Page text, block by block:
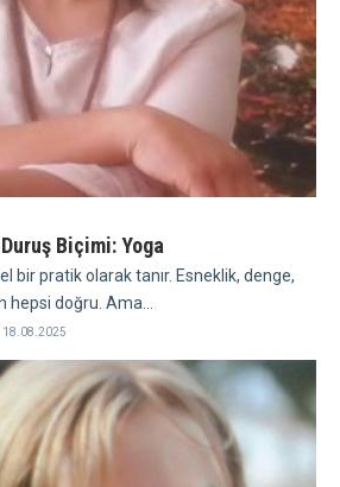
Biçimi: Yoga
bir pratik olarak tanır. Esneklik, denge,
hepsi doğru. Ama...
18.08.2025